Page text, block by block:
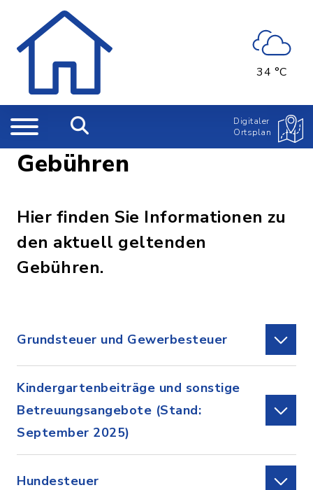
34 °C
Digitaler
Ortsplan
Gebühren
Hier finden Sie Informationen zu
den aktuell geltenden
Gebühren.
Grundsteuer und Gewerbesteuer
Kindergartenbeiträge und sonstige
Betreuungsangebote (Stand:
September 2025)
Hundesteuer